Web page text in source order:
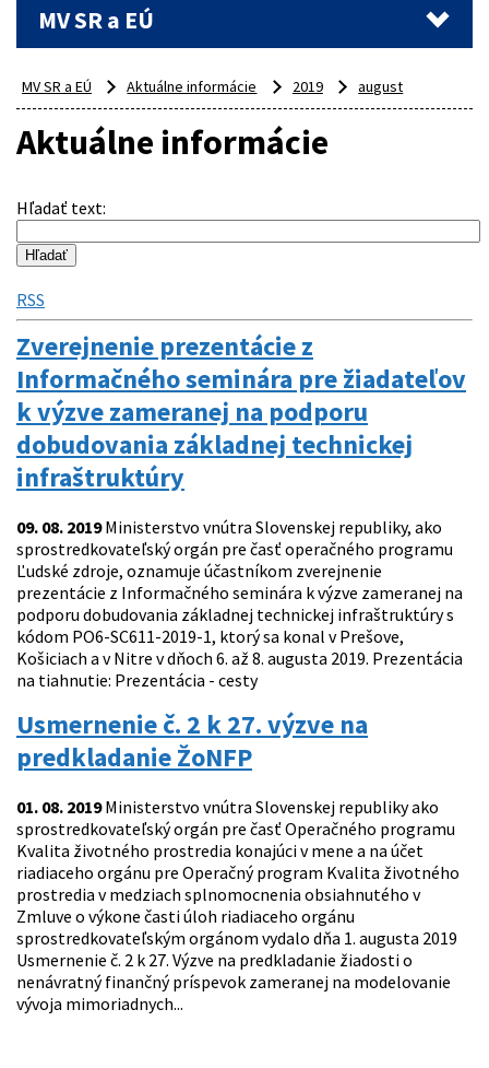
MV SR a EÚ
MV SR a EÚ Aktuálne informácie 2019 august
Aktuálne informácie
Hľadať text:
RSS
Zverejnenie prezentácie z
Informačného seminára pre žiadateľov
k výzve zameranej na podporu
dobudovania základnej technickej
infraštruktúry
09. 08. 2019Ministerstvo vnútra Slovenskej republiky, ako
sprostredkovateľský orgán pre časť operačného programu
Ľudské zdroje, oznamuje účastníkom zverejnenie
prezentácie z Informačného seminára k výzve zameranej na
podporu dobudovania základnej technickej infraštruktúry s
kódom PO6-SC611-2019-1, ktorý sa konal v Prešove,
Košiciach a v Nitre v dňoch 6. až 8. augusta 2019. Prezentácia
na tiahnutie: Prezentácia - cesty
Usmernenie č. 2 k 27. výzve na
predkladanie ŽoNFP
01. 08. 2019Ministerstvo vnútra Slovenskej republiky ako
sprostredkovateľský orgán pre časť Operačného programu
Kvalita životného prostredia konajúci v mene a na účet
riadiaceho orgánu pre Operačný program Kvalita životného
prostredia v medziach splnomocnenia obsiahnutého v
Zmluve o výkone časti úloh riadiaceho orgánu
sprostredkovateľským orgánom vydalo dňa 1. augusta 2019
Usmernenie č. 2 k 27. Výzve na predkladanie žiadosti o
nenávratný finančný príspevok zameranej na modelovanie
vývoja mimoriadnych...